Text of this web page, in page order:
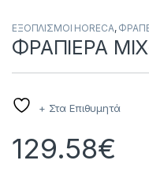
ΕΞΟΠΛΙΣΜΟΙ HORECA,
ΦΡΑΠΙΕΡΑ
+ Στα Επιθυμητά
129.58€